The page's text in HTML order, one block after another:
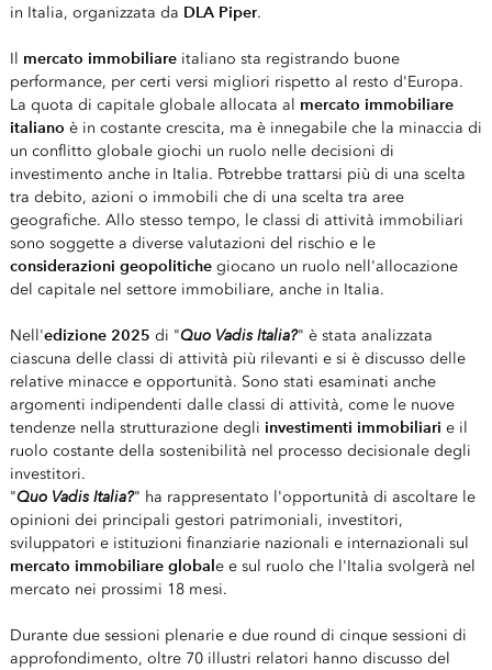
in Italia, organizzata da DLA Piper.
Il mercato immobiliareitaliano sta registrando buone
performance, per certi versi migliori rispetto al resto d'Europa.
La quota di capitale globale allocata al mercato immobiliare
italiano è in costante crescita, ma è innegabile che la minaccia di
un conflitto globale giochi un ruolo nelle decisioni di
investimento anche in Italia. Potrebbe trattarsi più di una scelta
tra debito, azioni o immobili che di una scelta tra aree
geografiche. Allo stesso tempo, le classi di attività immobiliari
sono soggette a diverse valutazioni del rischio e le
considerazioni geopolitichegiocano un ruolo nell'allocazione
del capitale nel settore immobiliare, anche in Italia.
Nell'edizione 2025 di "Quo Vadis Italia?" è stata analizzata
ciascuna delle classi di attività più rilevanti e si è discusso delle
relative minacce e opportunità. Sono stati esaminati anche
argomenti indipendenti dalle classi di attività, come le nuove
tendenze nella strutturazione degli investimenti immobiliari e il
ruolo costante della sostenibilità nel processo decisionale degli
investitori.
"Quo Vadis Italia?" ha rappresentato l'opportunità di ascoltare le
opinioni dei principali gestori patrimoniali, investitori,
sviluppatori e istituzioni finanziarie nazionali e internazionali sul
mercato immobiliare globale e sul ruolo che l'Italia svolgerà nel
mercato nei prossimi 18 mesi.
Durante due sessioni plenarie e due round di cinque sessioni di
approfondimento, oltre 70 illustri relatori hanno discusso del